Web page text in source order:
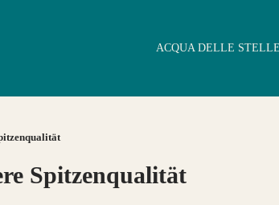
ACQUA DELLE STELLE
Spitzenqualität